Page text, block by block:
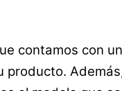
contamos con
producto.